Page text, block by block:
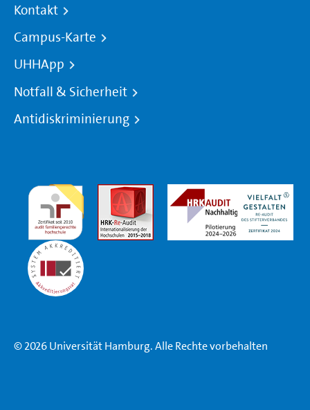
Kontakt
Campus-Karte
UHHApp
Notfall & Sicherheit
Antidiskriminierung
© 2026 Universität Hamburg. Alle Rechte vorbehalten